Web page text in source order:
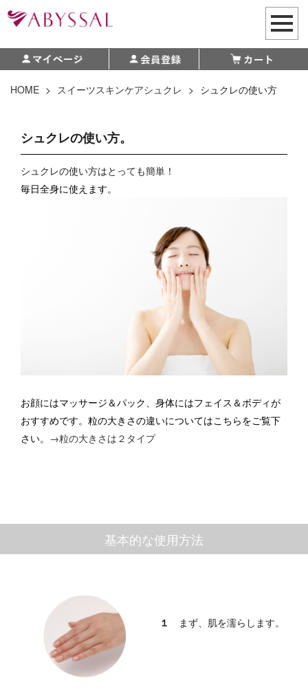
HOME > スイーツスキンケアシュクレ > シュクレの使い方
シュクレの使い方。
シュクレの使い方はとっても簡単！
毎日全身に使えます。
お顔にはマッサージ＆パック、身体にはフェイス＆ボディが
おすすめです。 粒の大きさの違いについてはこちらをご覧下
さい。 →粒の大きさは２タイプ
基本的な使用方法
１ まず、肌を濡らします。